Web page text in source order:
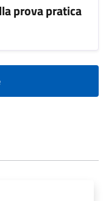
prova pratica